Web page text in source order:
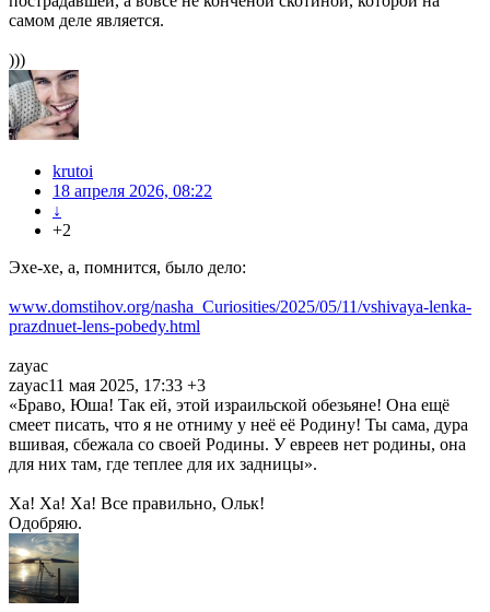
самом деле является.
)))
krutoi
18 апреля 2026, 08:22
↓
+2
Эхе-хе, а, помнится, было дело:
www.domstihov.org/nasha_Curiosities/2025/05/11/vshivaya-lenka-
prazdnuet-lens-pobedy.html
zayac
zayac11 мая 2025, 17:33 +3
«Браво, Юша! Так ей, этой израильской обезьяне! Она ещё
смеет писать, что я не отниму у неё её Родину! Ты сама, дура
вшивая, сбежала со своей Родины. У евреев нет родины, она
для них там, где теплее для их задницы».
Ха! Ха! Ха! Все правильно, Ольк!
Одобряю.